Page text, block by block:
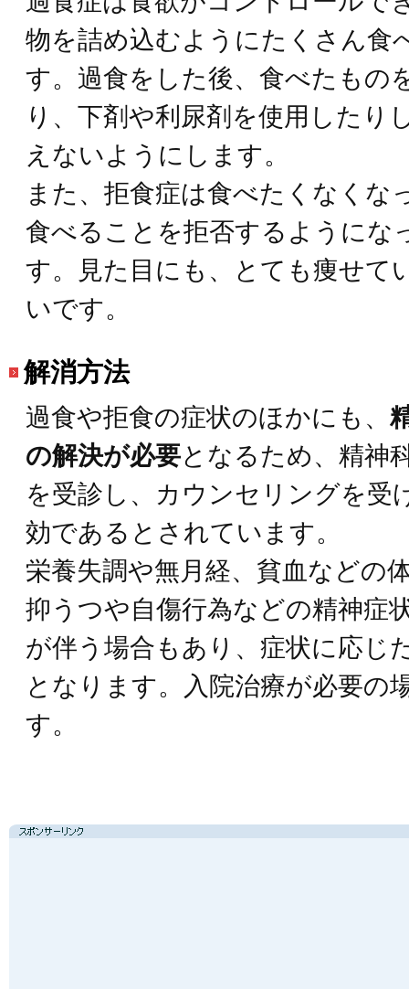
物を詰め込むようにたくさん食
す。過食をした後、食べたもの
り、下剤や利尿剤を使用したり
えないようにします。
また、拒食症は食べたくなくな
食べることを拒否するようにな
す。見た目にも、とても痩せて
いです。
解消方法
過食や拒食の症状のほかにも、
の解決が必要となるため、精神
を受診し、カウンセリングを受
効であるとされています。
栄養失調や無月経、貧血などの
抑うつや自傷行為などの精神症
が伴う場合もあり、症状に応じ
となります。入院治療が必要の
す。